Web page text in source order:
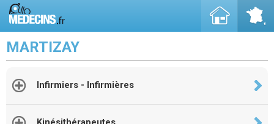
MARTIZAY
Infirmiers - Infirmières